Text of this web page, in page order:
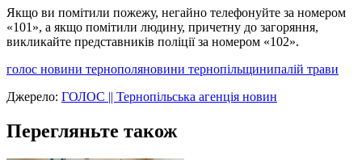
Якщо ви помітили пожежу, негайно телефонуйте за номером
«101», а якщо помітили людину, причетну до загоряння,
викликайте представників поліції за номером «102».
голос новини тернополяновини тернопільщинипалій трави
Джерело: ГОЛОС || Тернопільська агенція новин
Перегляньте також